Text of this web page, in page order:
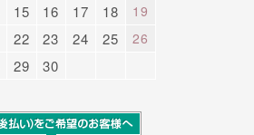
15 16 17 18
19
22 23 24 25
26
29 30